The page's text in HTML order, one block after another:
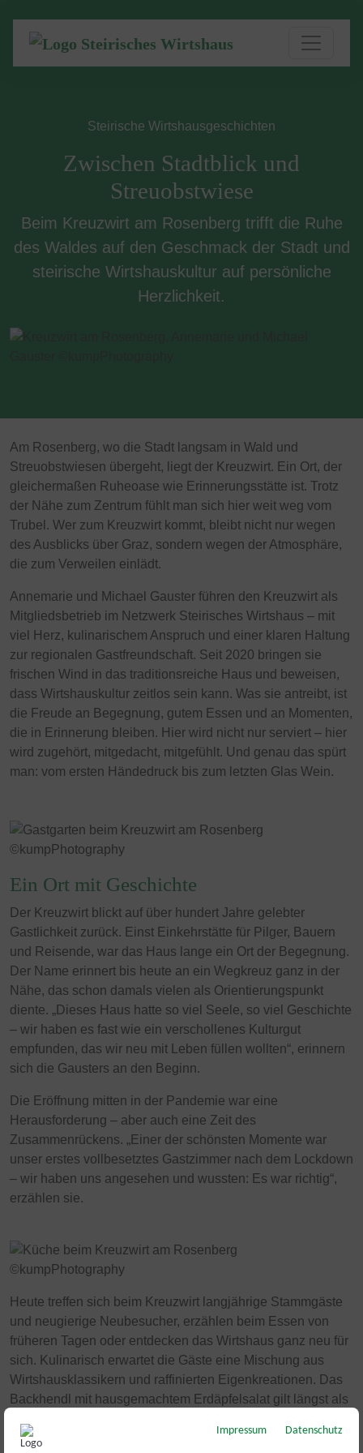
Steirische Wirtshausgeschichten
Zwischen Stadtblick und
Streuobstwiese
Beim Kreuzwirt am Rosenberg trifft die Ruhe
des Waldes auf den Geschmack der Stadt und
steirische Wirtshauskultur auf persönliche
Herzlichkeit.
Am Rosenberg, wo die Stadt langsam in Wald und
Streuobstwiesen übergeht, liegt der Kreuzwirt. Ein Ort, der
gleichermaßen Ruheoase wie Erinnerungsstätte ist. Trotz
der Nähe zum Zentrum fühlt man sich hier weit weg vom
Trubel. Wer zum Kreuzwirt kommt, bleibt nicht nur wegen
des Ausblicks über Graz, sondern wegen der Atmosphäre,
die zum Verweilen einlädt.
Annemarie und Michael Gauster führen den Kreuzwirt als
Mitgliedsbetrieb im Netzwerk Steirisches Wirtshaus – mit
viel Herz, kulinarischem Anspruch und einer klaren Haltung
zur regionalen Gastfreundschaft. Seit 2020 bringen sie
frischen Wind in das traditionsreiche Haus und beweisen,
dass Wirtshauskultur zeitlos sein kann. Was sie antreibt, ist
die Freude an Begegnung, gutem Essen und an Momenten,
die in Erinnerung bleiben. Hier wird nicht nur serviert – hier
wird zugehört, mitgedacht, mitgefühlt. Und genau das spürt
man: vom ersten Händedruck bis zum letzten Glas Wein.
Ein Ort mit Geschichte
Der Kreuzwirt blickt auf über hundert Jahre gelebter
Gastlichkeit zurück. Einst Einkehrstätte für Pilger, Bauern
und Reisende, war das Haus lange ein Ort der Begegnung.
Der Name erinnert bis heute an ein Wegkreuz ganz in der
Nähe, das schon damals vielen als Orientierungspunkt
diente. „Dieses Haus hatte so viel Seele, so viel Geschichte
– wir haben es fast wie ein verschollenes Kulturgut
empfunden, das wir neu mit Leben füllen wollten“, erinnern
sich die Gausters an den Beginn.
Die Eröffnung mitten in der Pandemie war eine
Herausforderung – aber auch eine Zeit des
Zusammenrückens. „Einer der schönsten Momente war
unser erstes vollbesetztes Gastzimmer nach dem Lockdown
– wir haben uns angesehen und wussten: Es war richtig“,
erzählen sie.
Heute treffen sich beim Kreuzwirt langjährige Stammgäste
und neugierige Neubesucher, erzählen beim Essen von
früheren Tagen oder entdecken das Wirtshaus ganz neu für
sich. Kulinarisch erwartet die Gäste eine Mischung aus
Wirtshausklassikern und raffinierten Eigenkreationen. Das
Backhendl mit hausgemachtem Erdäpfelsalat gilt längst als
auch in den Partnerbetrieben „dreizehn by Gauster“ und
Impressum Datenschutz